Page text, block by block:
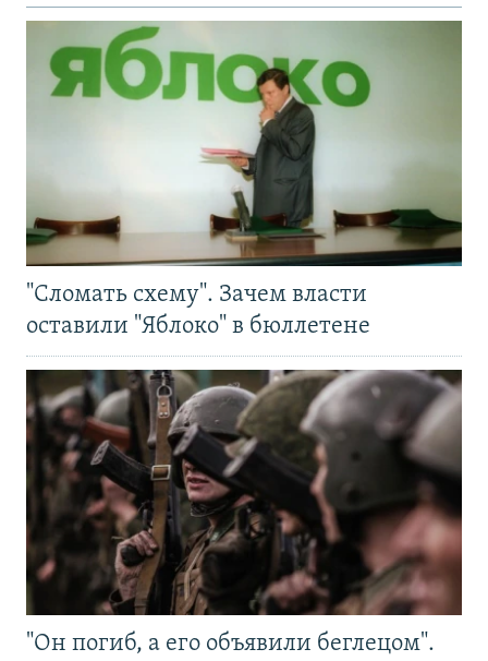
"Сломать схему". Зачем власти
оставили "Яблоко" в бюллетене
"Он погиб, а его объявили беглецом".